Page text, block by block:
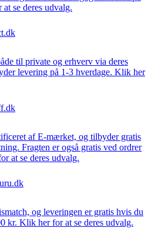
se deres udvalg.
til private og erhverv via deres
levering på 1-3 hverdage. Klik her
af E-mærket, og tilbyder gratis
Fragten er også gratis ved ordrer
at se deres udvalg.
og leveringen er gratis hvis du
kr. Klik her for at se deres udvalg.